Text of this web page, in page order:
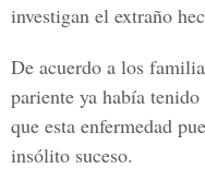
investigan el extraño
De acuerdo a los
pariente ya había tenido
que esta enfermedad
insólito suceso.